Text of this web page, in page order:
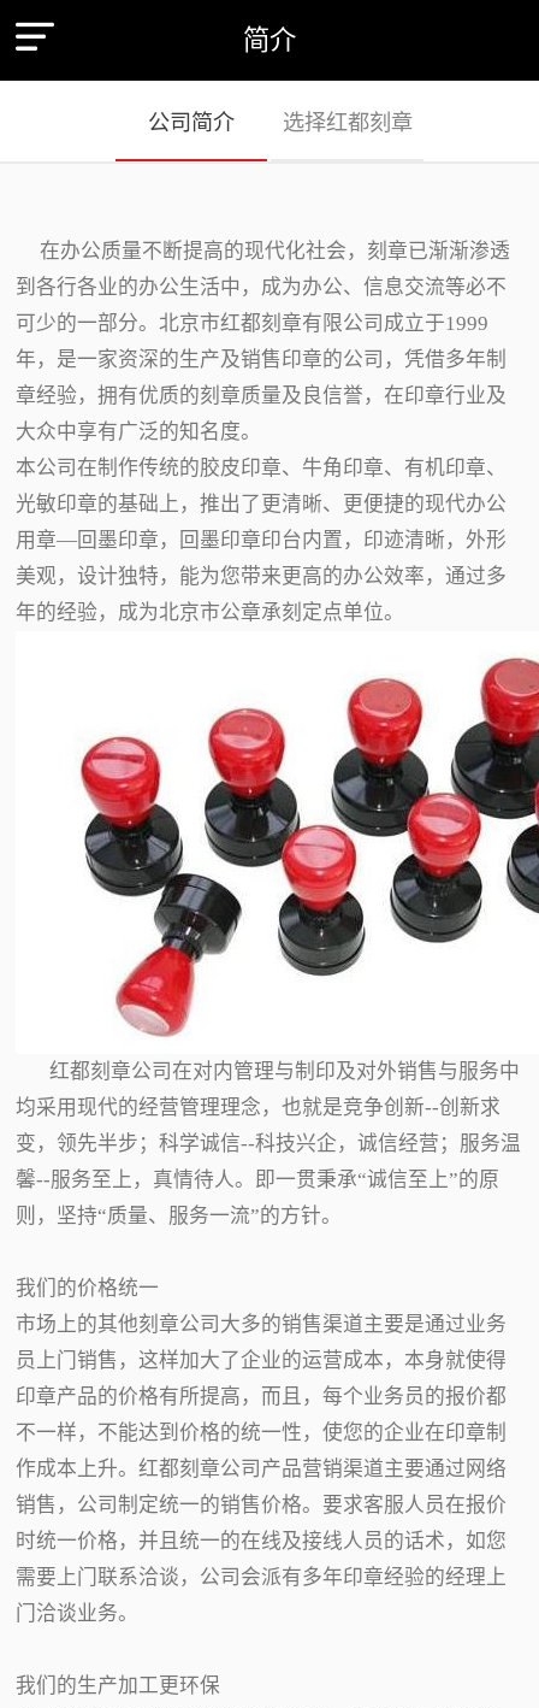
简介
公司简介 选择红都刻章
在办公质量不断提高的现代化社会，刻章已渐渐渗透
到各行各业的办公生活中，成为办公、信息交流等必不
可少的一部分。北京市红都刻章有限公司成立于1999
年，是一家资深的生产及销售印章的公司，凭借多年制
章经验，拥有优质的刻章质量及良信誉，在印章行业及
大众中享有广泛的知名度。
本公司在制作传统的胶皮印章、牛角印章、有机印章、
光敏印章的基础上，推出了更清晰、更便捷的现代办公
用章—回墨印章，回墨印章印台内置，印迹清晰，外形
美观，设计独特，能为您带来更高的办公效率，通过多
年的经验，成为北京市公章承刻定点单位。
红都刻章公司在对内管理与制印及对外销售与服务中
均采用现代的经营管理理念，也就是竞争创新--创新求
变，领先半步；科学诚信--科技兴企，诚信经营；服务温
馨--服务至上，真情待人。即一贯秉承“诚信至上”的原
则，坚持“质量、服务一流”的方针。
我们的价格统一
市场上的其他刻章公司大多的销售渠道主要是通过业务
员上门销售，这样加大了企业的运营成本，本身就使得
印章产品的价格有所提高，而且，每个业务员的报价都
不一样，不能达到价格的统一性，使您的企业在印章制
作成本上升。红都刻章公司产品营销渠道主要通过网络
销售，公司制定统一的销售价格。要求客服人员在报价
时统一价格，并且统一的在线及接线人员的话术，如您
需要上门联系洽谈，公司会派有多年印章经验的经理上
门洽谈业务。
我们的生产加工更环保